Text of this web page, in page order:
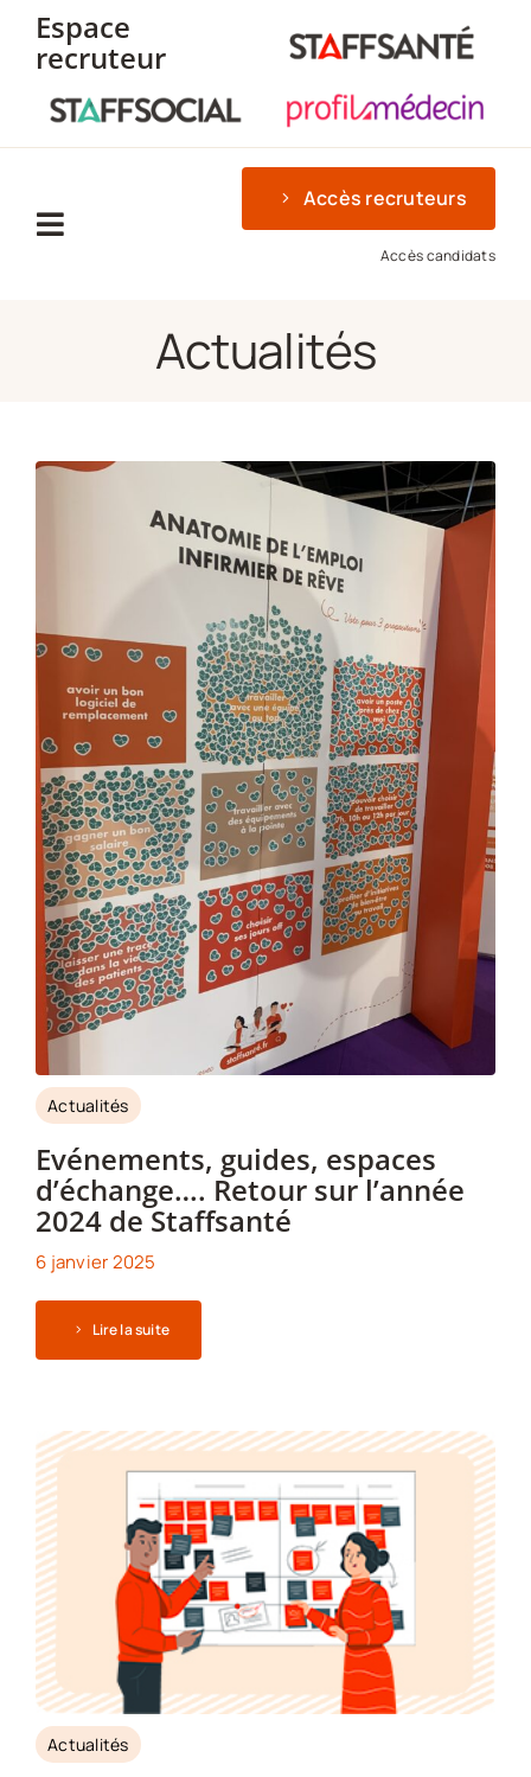
PasserEspace
recruteur
Navigation
Solution
Références
Ressources
Contactez-nous
Accès recruteurs
Accès candidats
Actualités
Actualités
Evénements, guides, espaces
d’échange…. Retour sur l’année
2024 de Staffsanté
6 janvier 2025
Lire la suite
Actualités